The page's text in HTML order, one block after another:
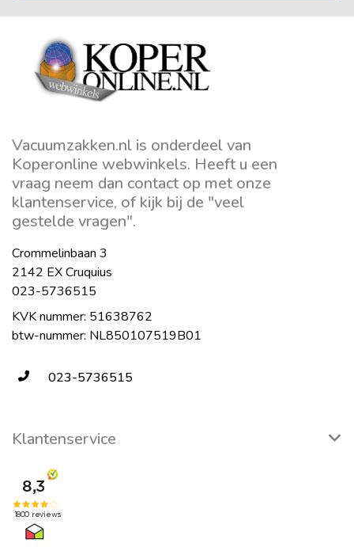
Vacuumzakken.nl is onderdeel van
Koperonline webwinkels. Heeft u een
vraag neem dan contact op met onze
klantenservice, of kijk bij de "veel
gestelde vragen".
Crommelinbaan 3
2142 EX Cruquius
023-5736515
KVK nummer: 51638762
btw-nummer: NL850107519B01
023-5736515
Klantenservice